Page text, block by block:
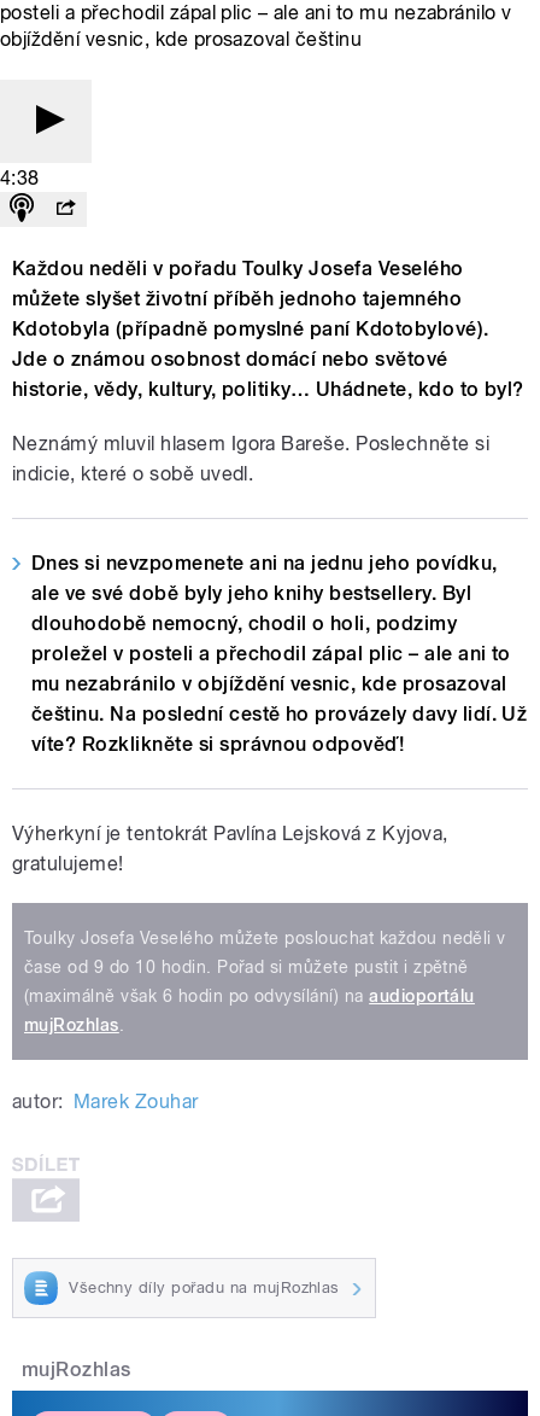
posteli a přechodil zápal plic – ale ani to mu nezabránilo v
objíždění vesnic, kde prosazoval češtinu
4:38
Každou neděli v pořadu Toulky Josefa Veselého
můžete slyšet životní příběh jednoho tajemného
Kdotobyla (případně pomyslné paní Kdotobylové).
Jde o známou osobnost domácí nebo světové
historie, vědy, kultury, politiky… Uhádnete, kdo to byl?
Neznámý mluvil hlasem Igora Bareše. Poslechněte si
indicie, které o sobě uvedl.
Dnes si nevzpomenete ani na jednu jeho povídku,
ale ve své době byly jeho knihy bestsellery. Byl
dlouhodobě nemocný, chodil o holi, podzimy
proležel v posteli a přechodil zápal plic – ale ani to
mu nezabránilo v objíždění vesnic, kde prosazoval
češtinu. Na poslední cestě ho provázely davy lidí. Už
víte? Rozklikněte si správnou odpověď!
Výherkyní je tentokrát Pavlína Lejsková z Kyjova,
gratulujeme!
Toulky Josefa Veselého můžete poslouchat každou neděli v
čase od 9 do 10 hodin. Pořad si můžete pustit i zpětně
(maximálně však 6 hodin po odvysílání) naaudioportálu
mujRozhlas
autor: Marek Zouhar
Všechny díly pořadu na mujRozhlas
mujRozhlas